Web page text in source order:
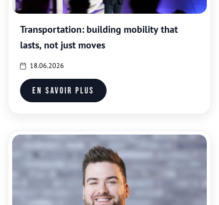
Transportation: building mobility that
lasts, not just moves
18.06.2026
En savoir plus